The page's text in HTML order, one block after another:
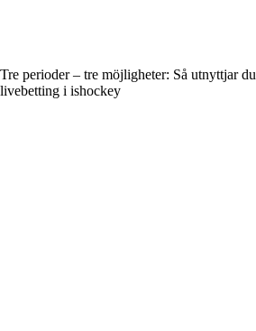
Tre perioder – tre möjligheter: Så utnyttjar du
livebetting i ishockey